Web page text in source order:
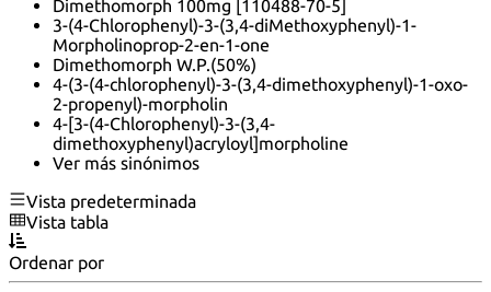
Dimethomorph 100mg [110488-70-5]
3-(4-Chlorophenyl)-3-(3,4-diMethoxyphenyl)-1-
Morpholinoprop-2-en-1-one
Dimethomorph W.P.(50%)
4-(3-(4-chlorophenyl)-3-(3,4-dimethoxyphenyl)-1-oxo-
2-propenyl)-morpholin
4-[3-(4-Chlorophenyl)-3-(3,4-
dimethoxyphenyl)acryloyl]morpholine
Ver más sinónimos
Vista predeterminada
Vista tabla
Ordenar por